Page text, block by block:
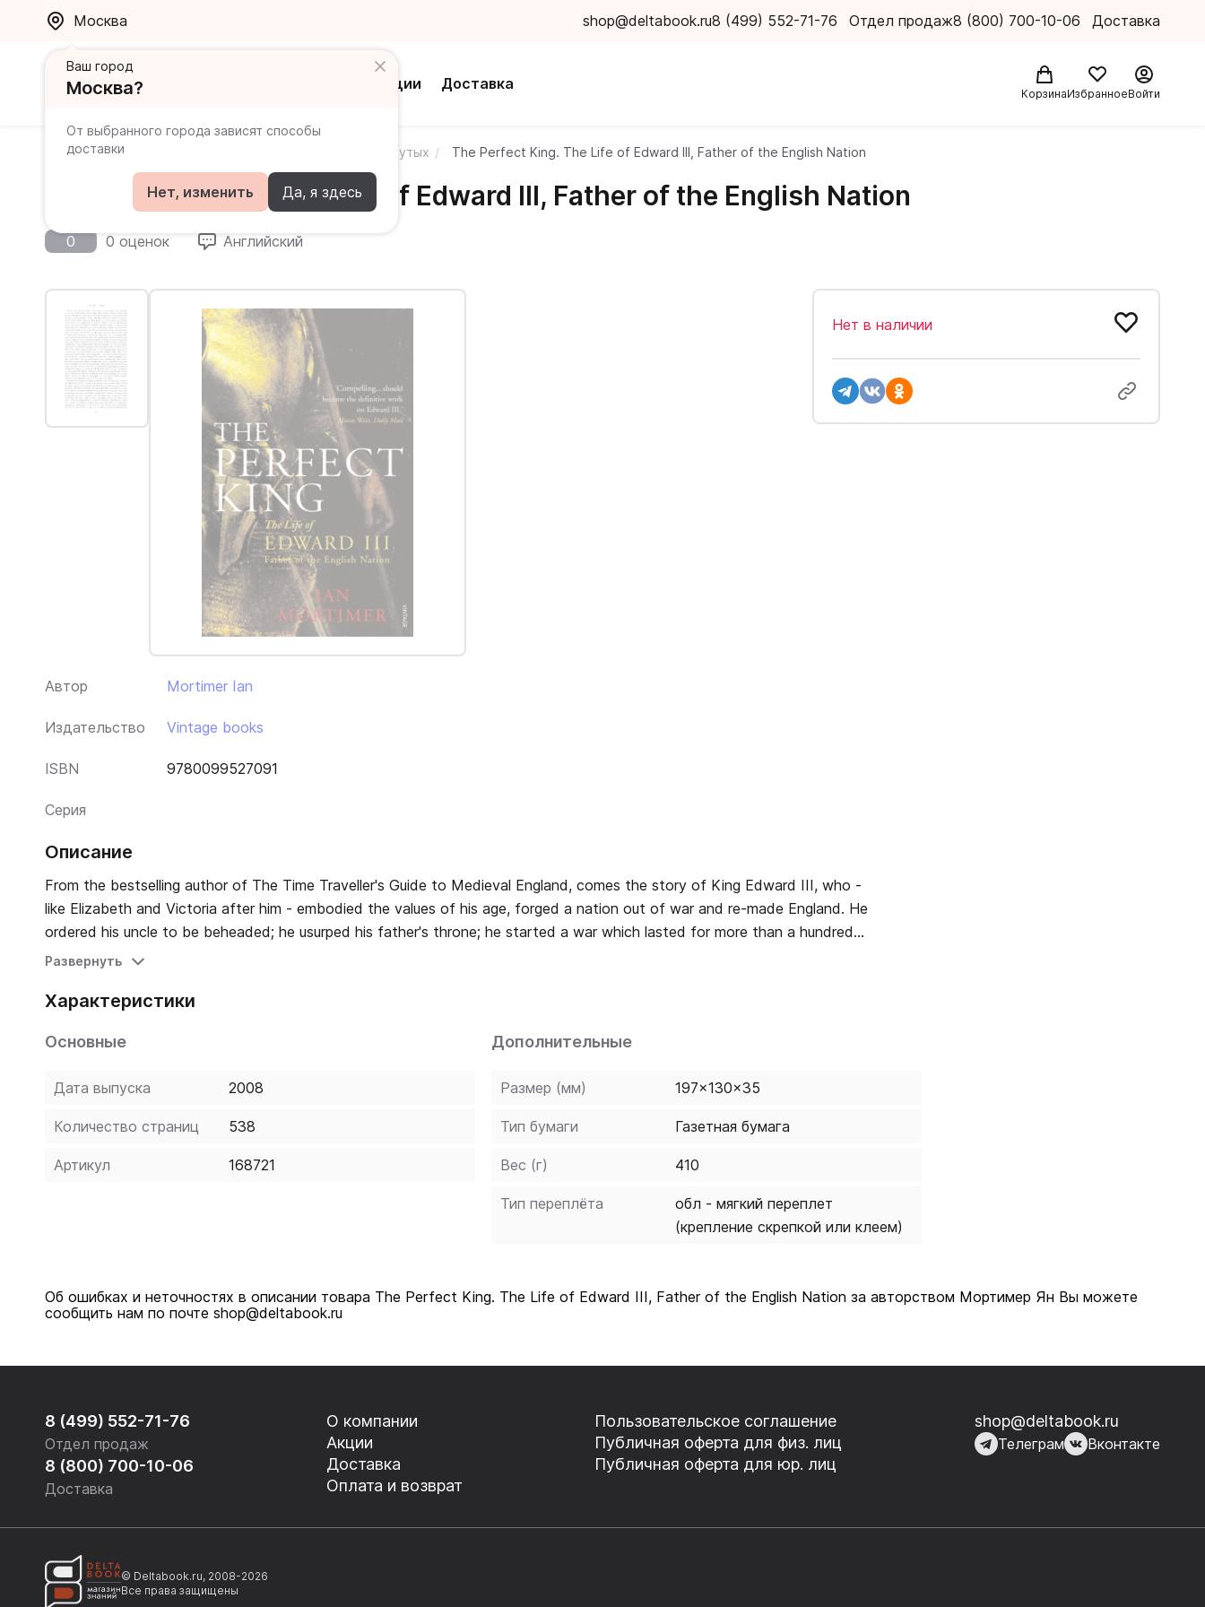
Москва shop@deltabook.ru8 (499) 552-71-76 Отдел продаж8 (800) 700-10-06 Доставка
Акции Доставка
КорзинаИзбранноеВойти
Ваш город
Москва?
От выбранного города зависят способы
доставки
Нет, изменить Да, я здесь
Главная Каталог Книги на английском для продвинутых The Perfect King. The Life of Edward III, Father of the English Nation
The Perfect King. The Life of Edward III, Father of the English Nation
0 0 оценок Английский
Автор Mortimer Ian
Издательство Vintage books
ISBN 9780099527091
Серия
Нет в наличии
Описание
From the bestselling author of The Time Traveller's Guide to Medieval England, comes the story of King Edward III, who -
like Elizabeth and Victoria after him - embodied the values of his age, forged a nation out of war and re-made England. He
ordered his uncle to be beheaded; he usurped his father's throne; he started a war which lasted for more than a hundred
years, and taxed his people more than any other previous king. Nineteenth century historians saw in Edward the opportunity
the King's character and life, Dr Ian Mortimer unveils that behind the strong warrior king was a compassionate,
English nation and the English people.
Развернуть
Характеристики
Основные
Дата выпуска 2008
Количество страниц 538
Артикул 168721
Дополнительные
Размер (мм) 197x130x35
Тип бумаги Газетная бумага
Вес (г) 410
Тип переплёта
обл - мягкий переплет
(крепление скрепкой или клеем)
Об ошибках и неточностях в описании товара The Perfect King. The Life of Edward III, Father of the English Nation за авторством Мортимер Ян Вы можете
сообщить нам по почте shop@deltabook.ru
8 (499) 552-71-76
Отдел продаж
8 (800) 700-10-06
Доставка
О компании
Акции
Доставка
Оплата и возврат
Пользовательское соглашение
Публичная оферта для физ. лиц
Публичная оферта для юр. лиц
shop@deltabook.ru
Телеграм Вконтакте
© Deltabook.ru, 2008-2026
Все права защищены